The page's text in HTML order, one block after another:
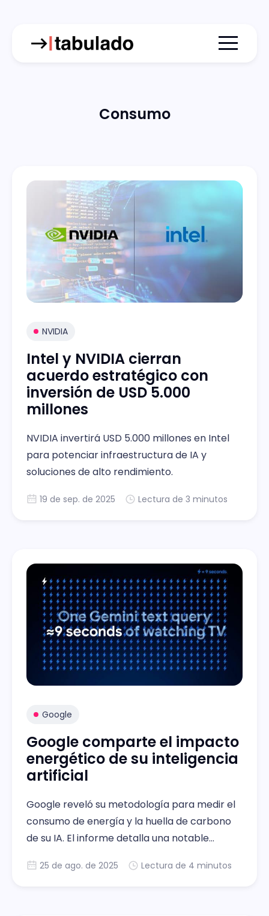
Menu
Consumo
NVIDIA
Intel y NVIDIA cierran
acuerdo estratégico con
inversión de USD 5.000
millones
NVIDIA invertirá USD 5.000 millones en Intel
para potenciar infraestructura de IA y
soluciones de alto rendimiento.
19 de sep. de 2025 Lectura de 3 minutos
Google
Google comparte el impacto
energético de su inteligencia
artificial
Google reveló su metodología para medir el
consumo de energía y la huella de carbono
de su IA. El informe detalla una notable
25 de ago. de 2025 Lectura de 4 minutos